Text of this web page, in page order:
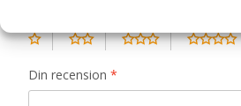
Din recension *